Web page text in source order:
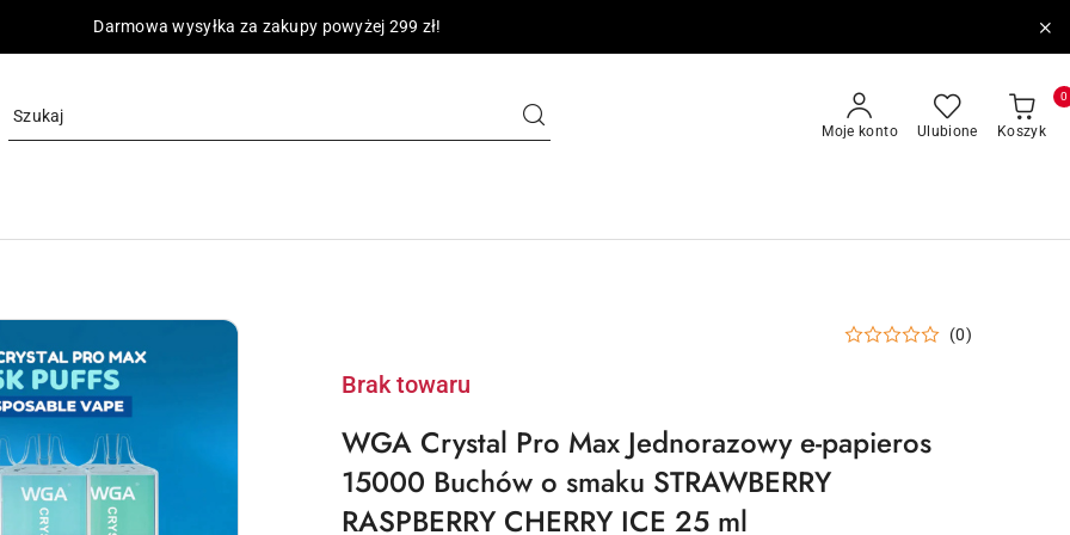
Darmowa wysyłka za zakupy powyżej 299 zł!
Moje konto Ulubione Koszyk
0
(0)
Brak towaru
WGA Crystal Pro Max Jednorazowy e-papieros
15000 Buchów o smaku STRAWBERRY
RASPBERRY CHERRY ICE 25 ml